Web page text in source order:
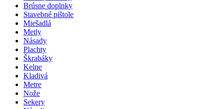
Brúsne doplnky
Stavebné pištole
Miešadlá
Metly
Násady
Plachty
Škrabáky
Kelne
Kladivá
Metre
Nože
Sekery